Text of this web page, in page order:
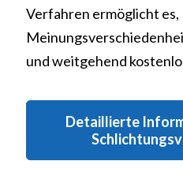
Verfahren ermöglicht es,
und weitgehend
Detaillierte